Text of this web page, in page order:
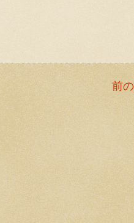
前